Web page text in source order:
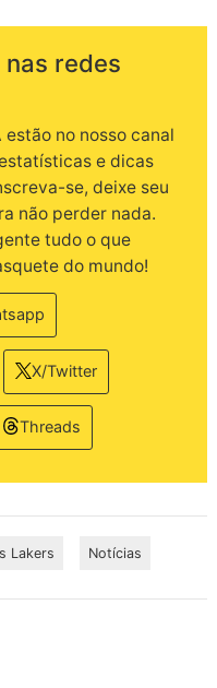
redes
no nosso canal
e dicas
se, deixe seu
não perder nada.
tudo o que
do mundo!
X/Twitter
Threads
Lakers Notícias